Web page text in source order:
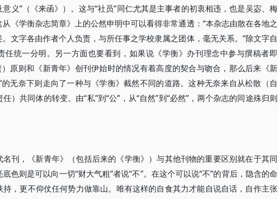
义”（《来函》）。这与“社员”同仁尤其是主事者的初衷相违，也是吴宓、梅
《学衡杂志简章》上的公然申明中可以看得非常通透：“本杂志由散在各地之
文字各由作者个人负责，与所任事之学校隶属之团体，毫无关系。”除文字自
任统一分明。另一方面也要看到，如果说《学衡》办刊理念中参与撰稿者即
）原则和《新青年》创刊伊始时的情况有着高度的契合与吻合，那么后来《新
无奈下则走向了一种与《学衡》截然不同的道路。这种无奈来自从松散（自
）共同体的转变。由“私”到“公”，从“自然”到“必然”，两个杂志的同途殊归则
刊，《新青年》（包括后来的《学衡》）与其他刊物的重要区别就在于其同
色则是可以向一切“财大气粗”者说“不”。在这个可以说“不”的背后，隐含的命
，更不仰仗任何势力做靠山。唯有这样的自食其力才能自说自话，自作主张